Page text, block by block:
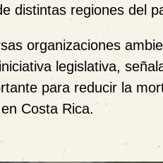
distintas regiones del
organizaciones
legislativa,
para reducir la
Costa Rica.